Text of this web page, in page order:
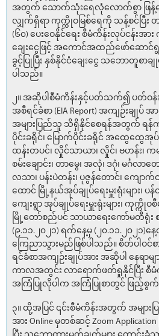
အတွက် သောက်သုံးရေလုံလောက်စွာ ဖြန့်ဝ
လျှက်ရှိရာ ကုက္ကိုဝမြစ်ရေကို သန့်စင်ပြီး
(၆၀) ပေးဝေနိုင်ရေး စီမံကိန်းလုပ်ငန်းအား
ချေးငွေဖြင့် အကောင်အထည်ဖော်ဆောင်
ခွင့်ပြုပြီး နှစ်နိုင်ငံချေးငွေ သဘောတူစာ
ပါသည်။
၂။ အဆိုပါစီမံကိန်းနှင့်ပတ်သက်၍ ပတ်ဝန်
အစီရင်ခံစာ (EIA Report) အကျဉ်းချုပ်
အများပြည်သူ သိရှိနိုင်စေရန်အတွက် ရန်
ပိုင်းခရိုင်၊ မြောက်ပိုင်းခရိုင် အထွေထွေအုပ်ချု
ထန်းတပင်၊ လှိုင်သာယာ၊ လှိုင်၊ ဗဟန်း၊ က
စမ်းချောင်း၊ တာမွေ၊ အလုံ၊ ဒဂုံ၊ မင်္ဂလာ
လသာ၊ ပန်းပဲတန်း၊ ပုဇွန်တောင်၊ ကျေ
ထောင် မြို့နယ်အုပ်ချုပ်ရေးမှူးရုံးများ၊
ကျေးရွာ အုပ်ချုပ်ရေးမှူးရုံးများ၊ ကုက္ကို
မြို့တော်စည်ပင် သာယာရေးကော်မတီရုံး
(၉.၁၁.၂၀၂၁) ရက်နေ့မှ (၂၀.၁၁.၂၀၂၁
ကြေညာသွားမည်ဖြစ်ပါသည်။ စိတ်ပါဝင်စ
ရင်ခံစာအကျဉ်းချုပ်အား အဆိုပါ နေရ
ကာလအတွင်း လာရောက်ဖတ်ရှုနိုင်ပြီး
အကြံပြုလိုပါက အကြံပြုစာတွင် ဖြည့်စွ
၃။ ထို့အပြင် ၎င်းစီမံကိန်းအတွက် အမျာ
အား Online မှတစ်ဆင့် Zoom